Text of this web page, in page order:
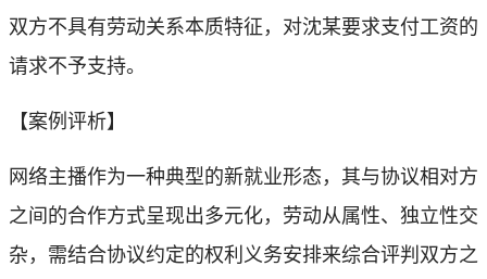
双方不具有劳动关系本质特征，对沈某要求支付工资的
请求不予支持。
【案例评析】
网络主播作为一种典型的新就业形态，其与协议相对方
之间的合作方式呈现出多元化，劳动从属性、独立性交
杂，需结合协议约定的权利义务安排来综合评判双方之